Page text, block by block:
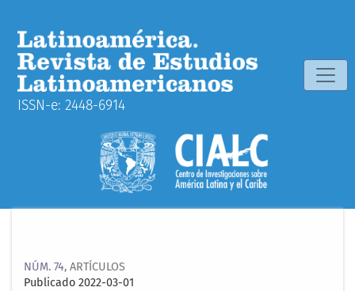
ISSN-e: 2448-6914
NÚM. 74, ARTÍCULOS
Publicado 2022-03-01